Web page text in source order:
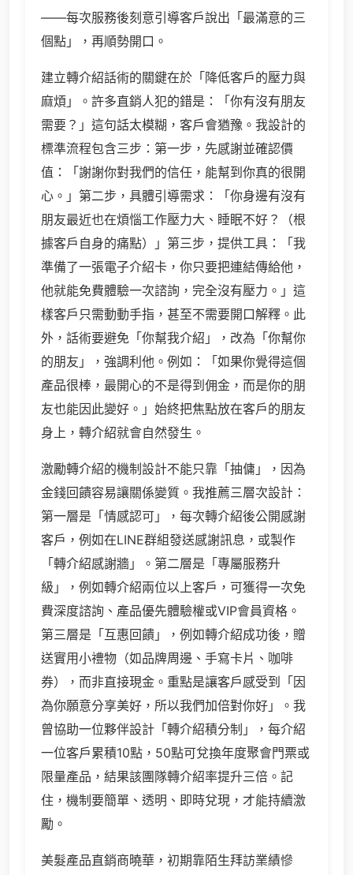
——每次服務後刻意引導客戶說出「最滿意的三
個點」，再順勢開口。
建立轉介紹話術的關鍵在於「降低客戶的壓力與
麻煩」。許多直銷人犯的錯是：「你有沒有朋友
需要？」這句話太模糊，客戶會猶豫。我設計的
標準流程包含三步：第一步，先感謝並確認價
值：「謝謝你對我們的信任，能幫到你真的很開
心。」第二步，具體引導需求：「你身邊有沒有
朋友最近也在煩惱工作壓力大、睡眠不好？（根
據客戶自身的痛點）」第三步，提供工具：「我
準備了一張電子介紹卡，你只要把連結傳給他，
他就能免費體驗一次諮詢，完全沒有壓力。」這
樣客戶只需動動手指，甚至不需要開口解釋。此
外，話術要避免「你幫我介紹」，改為「你幫你
的朋友」，強調利他。例如：「如果你覺得這個
產品很棒，最開心的不是得到佣金，而是你的朋
友也能因此變好。」始終把焦點放在客戶的朋友
身上，轉介紹就會自然發生。
激勵轉介紹的機制設計不能只靠「抽傭」，因為
金錢回饋容易讓關係變質。我推薦三層次設計：
第一層是「情感認可」，每次轉介紹後公開感謝
客戶，例如在LINE群組發送感謝訊息，或製作
「轉介紹感謝牆」。第二層是「專屬服務升
級」，例如轉介紹兩位以上客戶，可獲得一次免
費深度諮詢、產品優先體驗權或VIP會員資格。
第三層是「互惠回饋」，例如轉介紹成功後，贈
送實用小禮物（如品牌周邊、手寫卡片、咖啡
券），而非直接現金。重點是讓客戶感受到「因
為你願意分享美好，所以我們加倍對你好」。我
曾協助一位夥伴設計「轉介紹積分制」，每介紹
一位客戶累積10點，50點可兌換年度聚會門票或
限量產品，結果該團隊轉介紹率提升三倍。記
住，機制要簡單、透明、即時兌現，才能持續激
勵。
美髮產品直銷商曉華，初期靠陌生拜訪業績慘